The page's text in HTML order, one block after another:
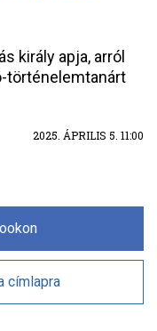
király apja, arról
történelemtanárt
2025. ÁPRILIS 5. 11:00
címlapra